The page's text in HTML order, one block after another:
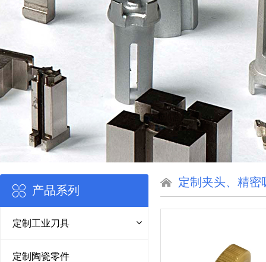
产品系列
定制工业刀具
定制陶瓷零件
定制夹头、精密